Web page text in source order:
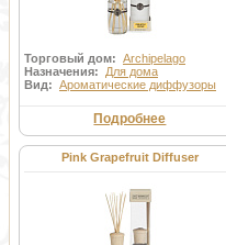
Торговый дом: Archipelago
Назначения: Для дома
Вид: Ароматические диффузоры
Подробнее
Pink Grapefruit Diffuser